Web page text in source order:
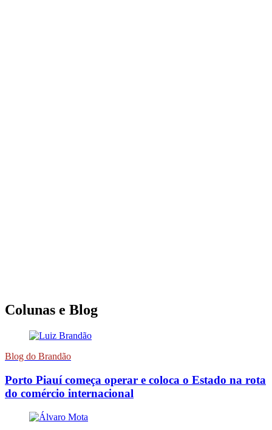
Colunas e Blog
Blog do Brandão
Porto Piauí começa operar e coloca o Estado na rota
do comércio internacional